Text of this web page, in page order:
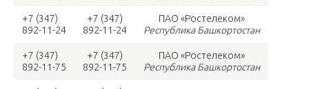
+7 (347)
892-11-24
+7 (347)
892-11-24
ПАО «Ростелеком»
Республика Башкортостан
+7 (347)
892-11-75
+7 (347)
892-11-75
ПАО «Ростелеком»
Республика Башкортостан